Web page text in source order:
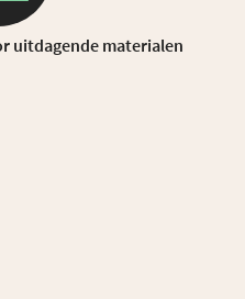
uitdagende materialen